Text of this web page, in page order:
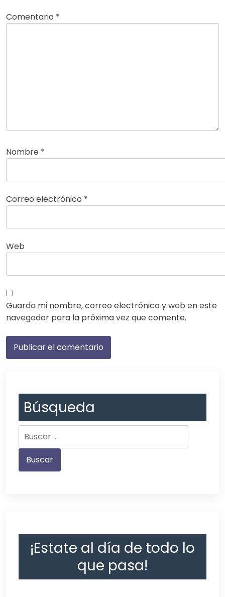
Comentario *
Nombre *
Correo electrónico *
Web
Guarda mi nombre, correo electrónico y web en este
navegador para la próxima vez que comente.
Búsqueda
¡Estate al día de todo lo
que pasa!